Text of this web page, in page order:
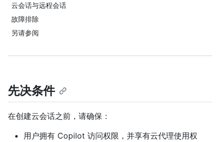
云会话与远程会话
故障排除
另请参阅
先决条件
在创建云会话之前，请确保：
用户拥有 Copilot 访问权限，并享有云代理使用权